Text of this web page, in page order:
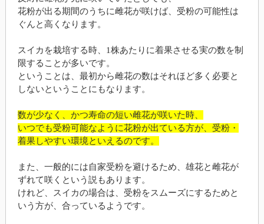
花粉が出る期間のうちに雌花が咲けば、受粉の可能性は
ぐんと高くなります。
スイカを栽培する時、1株あたりに着果させる実の数を制
限することが多いです。
ということは、最初から雌花の数はそれほど多く必要と
しないということにもなります。
数が少なく、かつ寿命の短い雌花が咲いた時、
いつでも受粉可能なように花粉が出ている方が、受粉・
着果しやすい環境といえるのです。
また、一般的には自家受粉を避けるため、雄花と雌花が
ずれて咲くという説もあります。
けれど、スイカの場合は、受粉をスムーズにするためと
いう方が、合っているようです。